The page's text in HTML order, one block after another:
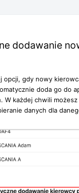
dodawanie
opcji, gdy nowy
doda go do
W każdej chwili możesz
danych dla